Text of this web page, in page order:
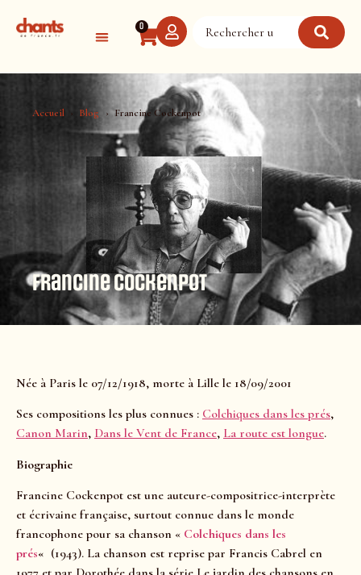
0
Accueil Blog Francine Cockenpot
Francine Cockenpot
Née à Paris le 07/12/1918, morte à Lille le 18/09/2001
Ses compositions les plus connues : Colchiques dans les prés,
Canon Marin, Dans le Vent de France, La route est longue.
Biographie
Francine Cockenpot est une auteure-compositrice-interprète
et écrivaine française, surtout connue dans le monde
francophone pour sa chanson « Colchiques dans les
prés« (1943). La chanson est reprise par Francis Cabrel en